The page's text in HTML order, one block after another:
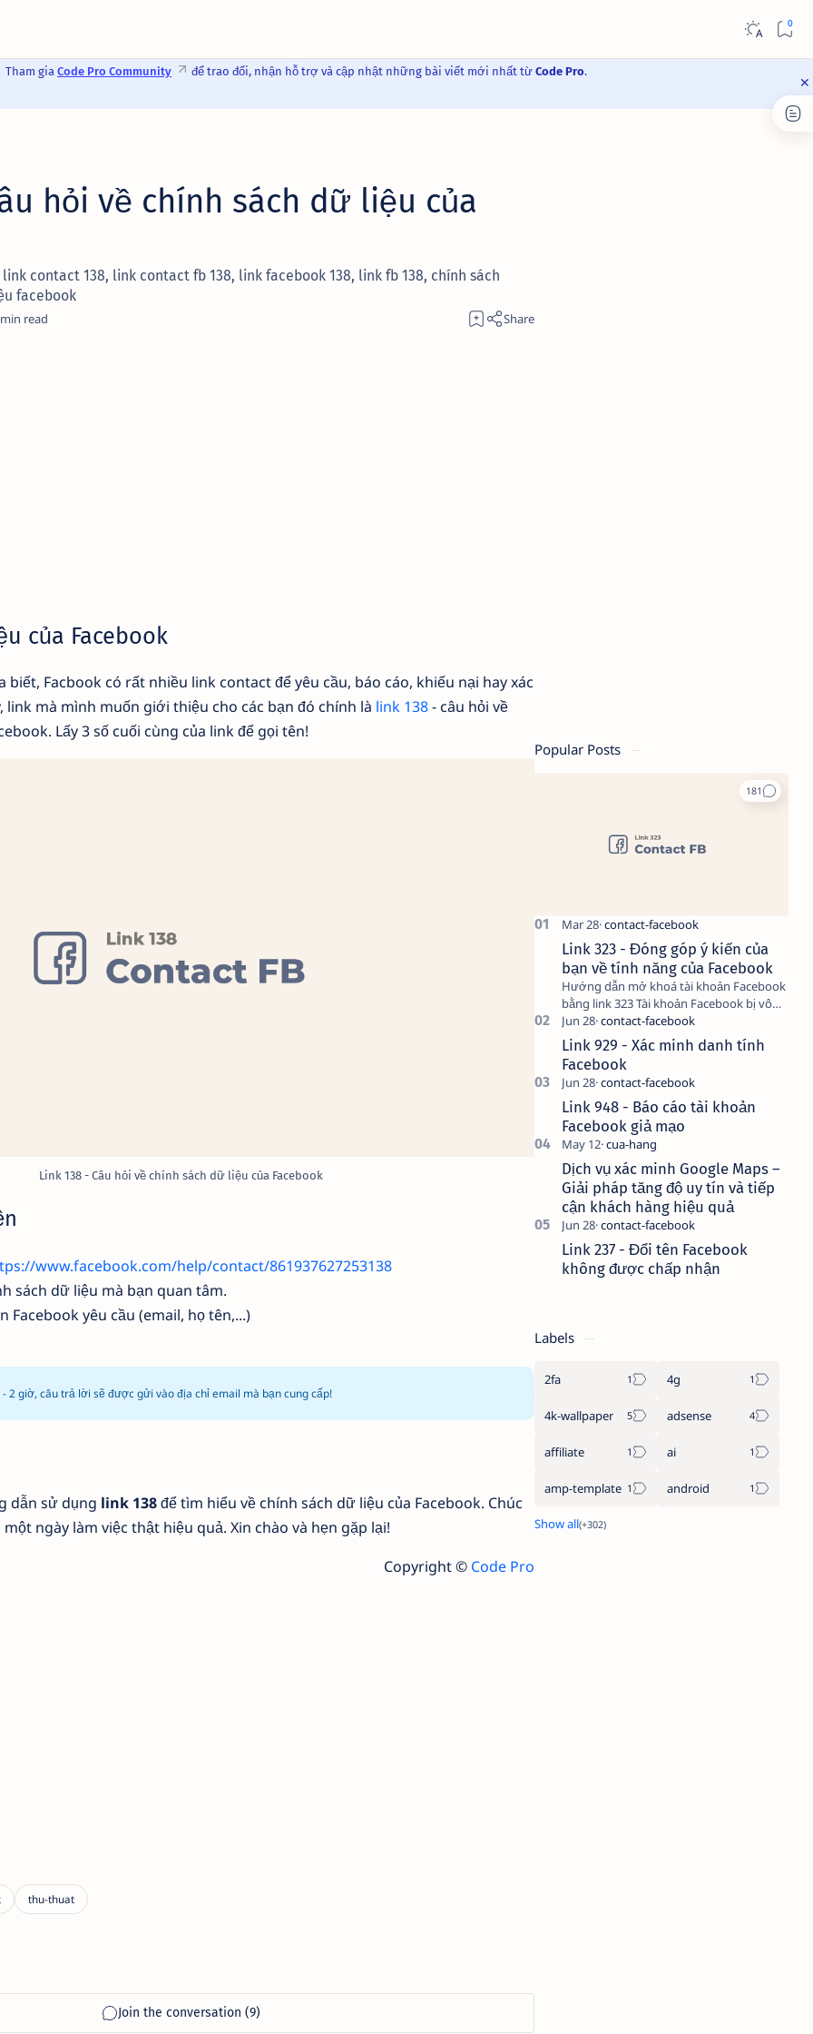
Tham gia Code Pro Community để trao đổi, nhận hỗ trợ và cập nhật những bài viết mới nhất từ Code Pro.
hỏi về chính sách dữ liệu của
contact 138, link contact fb 138, link facebook 138, link fb 138, chính sách
facebook
của Facebook
biết, Facbook có rất nhiều link contact để yêu cầu, báo cáo, khiếu nại hay xác
link mà mình muốn giới thiệu cho các bạn đó chính là link 138- câu hỏi về
Lấy 3 số cuối cùng của link để gọi tên!
Link 138 - Câu hỏi về chính sách dữ liệu của Facebook
www.facebook.com/help/contact/861937627253138
sách dữ liệu mà bạn quan tâm.
Facebook yêu cầu (email, họ tên,...)
2 giờ, câu trả lời sẽ được gửi vào địa chỉ email mà bạn cung cấp!
dẫn sử dụng link 138để tìm hiểu về chính sách dữ liệu của Facebook. Chúc
ngày làm việc thật hiệu quả. Xin chào và hẹn gặp lại!
Copyright © Code Pro
Popular Posts
Link 323 - Đóng góp ý kiến của
bạn về tính năng của Facebook
Hướng dẫn mở khoá tài khoản Facebook
bằng link 323 Tài khoản Facebook bị vô
hiệu hóa có thể do nhiều nguyên nhân,
do bạn đăng bài hay thực hiện…
Link 929 - Xác minh danh tính
Facebook
Link 948 - Báo cáo tài khoản
Facebook giả mạo
Dịch vụ xác minh Google Maps –
Giải pháp tăng độ uy tín và tiếp
cận khách hàng hiệu quả
Link 237 - Đổi tên Facebook
không được chấp nhận
Labels
2fa 4g
4k-wallpaper adsense
affiliate ai
amp-template android